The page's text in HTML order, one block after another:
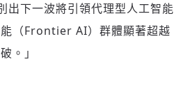
下一波將引領代理型人工智能
（Frontier AI）群體顯著超越
。」